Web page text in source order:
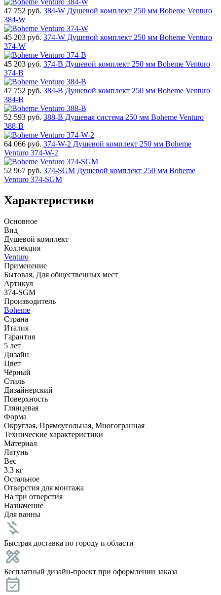
47 752 руб. 384-W Душевой комплект 250 мм Boheme Venturo
384-W
45 203 руб. 374-W Душевой комплект 250 мм Boheme Venturo
374-W
45 203 руб. 374-B Душевой комплект 250 мм Boheme Venturo
374-B
47 752 руб. 384-B Душевой комплект 250 мм Boheme Venturo
384-B
52 593 руб. 388-B Душевая система 250 мм Boheme Venturo
388-B
64 066 руб. 374-W-2 Душевой комплект 250 мм Boheme
Venturo 374-W-2
52 967 руб. 374-SGM Душевой комплект 250 мм Boheme
Venturo 374-SGM
Характеристики
Основное
Вид
Душевой комплект
Коллекция
Venturo
Применение
Бытовая, Для общественных мест
Артикул
374-SGM
Производитель
Boheme
Страна
Италия
Гарантия
5 лет
Дизайн
Цвет
Чёрный
Стиль
Дизайнерский
Поверхность
Глянцевая
Форма
Округлая, Прямоугольная, Многогранная
Технические характеристики
Материал
Латунь
Вес
3.3 кг
Остальное
Отверстия для монтажа
На три отверстия
Назначение
Для ванны
Быстрая доставка по городу и области
Бесплатный дизайн-проект при оформлении заказа